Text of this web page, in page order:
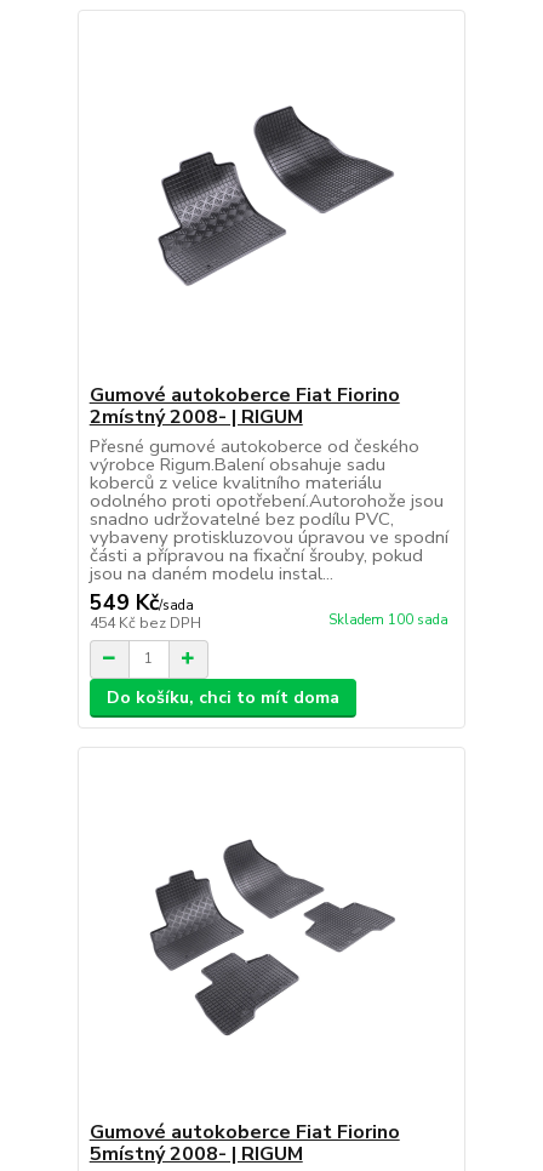
Gumové autokoberce Fiat Fiorino
2místný 2008- | RIGUM
Přesné gumové autokoberce od českého
výrobce Rigum.Balení obsahuje sadu
koberců z velice kvalitního materiálu
odolného proti opotřebení.Autorohože jsou
snadno udržovatelné bez podílu PVC,
vybaveny protiskluzovou úpravou ve spodní
části a přípravou na fixační šrouby, pokud
jsou na daném modelu instal...
549 Kč/sada
454 Kč bez DPH Skladem 100 sada
Do košíku, chci to mít doma
Gumové autokoberce Fiat Fiorino
5místný 2008- | RIGUM